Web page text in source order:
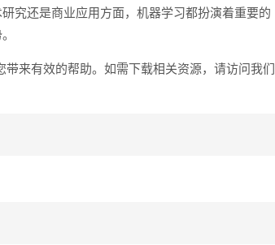
究还是商业应用方面，机器学习都扮演着重要的
来有效的帮助。如需下载相关资源，请访问我们